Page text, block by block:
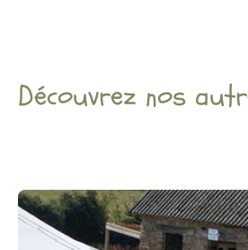
Découvrez nos